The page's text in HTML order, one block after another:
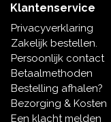
Klantenservice
Privacyverklaring
Zakelijk bestellen.
Persoonlijk contact
Betaalmethoden
Bestelling afhalen?
Bezorging & Kosten
Een klacht melden